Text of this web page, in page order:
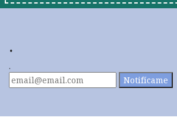
.
.
Notifícame